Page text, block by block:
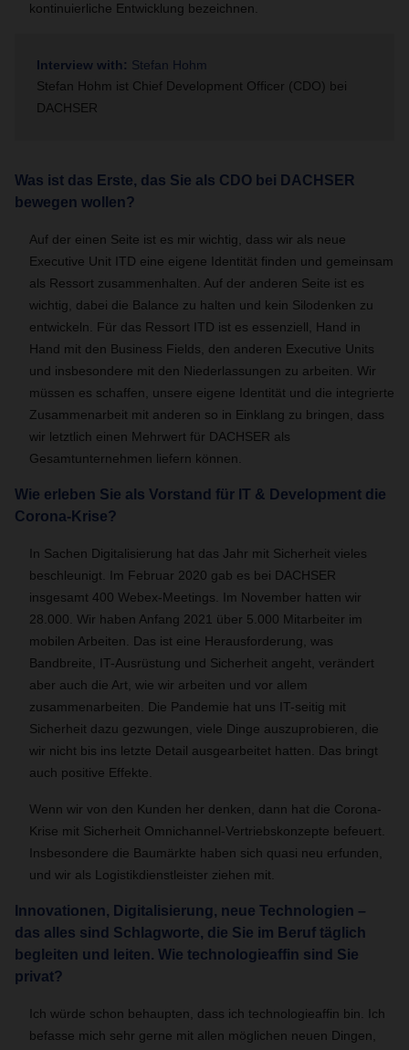
kontinuierliche Entwicklung bezeichnen.
Interview with: Stefan Hohm
Stefan Hohm ist Chief Development Officer (CDO) bei
DACHSER
Was ist das Erste, das Sie als CDO bei DACHSER
bewegen wollen?
Auf der einen Seite ist es mir wichtig, dass wir als neue
Executive Unit ITD eine eigene Identität finden und gemeinsam
als Ressort zusammenhalten. Auf der anderen Seite ist es
wichtig, dabei die Balance zu halten und kein Silodenken zu
entwickeln. Für das Ressort ITD ist es essenziell, Hand in
Hand mit den Business Fields, den anderen Executive Units
und insbesondere mit den Niederlassungen zu arbeiten. Wir
müssen es schaffen, unsere eigene Identität und die integrierte
Zusammenarbeit mit anderen so in Einklang zu bringen, dass
wir letztlich einen Mehrwert für DACHSER als
Gesamtunternehmen liefern können.
Wie erleben Sie als Vorstand für IT & Development die
Corona-Krise?
In Sachen Digitalisierung hat das Jahr mit Sicherheit vieles
beschleunigt. Im Februar 2020 gab es bei DACHSER
insgesamt 400 Webex-Meetings. Im November hatten wir
28.000. Wir haben Anfang 2021 über 5.000 Mitarbeiter im
mobilen Arbeiten. Das ist eine Herausforderung, was
Bandbreite, IT-Ausrüstung und Sicherheit angeht, verändert
aber auch die Art, wie wir arbeiten und vor allem
zusammenarbeiten. Die Pandemie hat uns IT-seitig mit
Sicherheit dazu gezwungen, viele Dinge auszuprobieren, die
wir nicht bis ins letzte Detail ausgearbeitet hatten. Das bringt
auch positive Effekte.
Wenn wir von den Kunden her denken, dann hat die Corona-
Krise mit Sicherheit Omnichannel-Vertriebskonzepte befeuert.
Insbesondere die Baumärkte haben sich quasi neu erfunden,
und wir als Logistikdienstleister ziehen mit.
Innovationen, Digitalisierung, neue Technologien –
das alles sind Schlagworte, die Sie im Beruf täglich
begleiten und leiten. Wie technologieaffin sind Sie
privat?
Ich würde schon behaupten, dass ich technologieaffin bin. Ich
befasse mich sehr gerne mit allen möglichen neuen Dingen,